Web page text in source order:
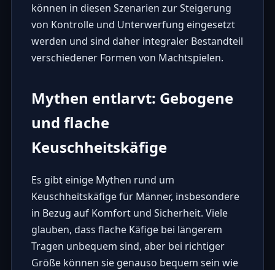
können in diesen Szenarien zur Steigerung
von Kontrolle und Unterwerfung eingesetzt
werden und sind daher integraler Bestandteil
verschiedener Formen von Machtspielen.
Mythen entlarvt: Gebogene
und flache
Keuschheitskäfige
Es gibt einige Mythen rund um
Keuschheitskäfige für Männer, insbesondere
in Bezug auf Komfort und Sicherheit. Viele
glauben, dass flache Käfige bei längerem
Tragen unbequem sind, aber bei richtiger
Größe können sie genauso bequem sein wie